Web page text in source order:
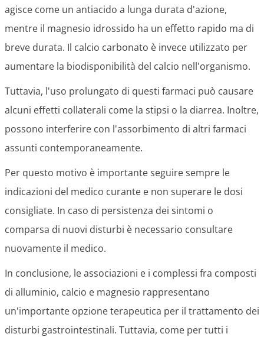
agisce come un antiacido a lunga durata d'azione,
mentre il magnesio idrossido ha un effetto rapido ma di
breve durata. Il calcio carbonato è invece utilizzato per
aumentare la biodisponibilità del calcio nell'organismo.
Tuttavia, l'uso prolungato di questi farmaci può causare
alcuni effetti collaterali come la stipsi o la diarrea. Inoltre,
possono interferire con l'assorbimento di altri farmaci
assunti contemporaneamente.
Per questo motivo è importante seguire sempre le
indicazioni del medico curante e non superare le dosi
consigliate. In caso di persistenza dei sintomi o
comparsa di nuovi disturbi è necessario consultare
nuovamente il medico.
In conclusione, le associazioni e i complessi fra composti
di alluminio, calcio e magnesio rappresentano
un'importante opzione terapeutica per il trattamento dei
disturbi gastrointestinali. Tuttavia, come per tutti i